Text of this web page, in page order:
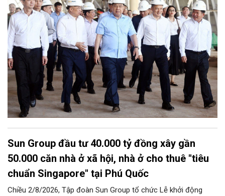
Sun Group đầu tư 40.000 tỷ đồng xây gần
50.000 căn nhà ở xã hội, nhà ở cho thuê "tiêu
chuẩn Singapore" tại Phú Quốc
Chiều 2/8/2026, Tập đoàn Sun Group tổ chức Lễ khởi động